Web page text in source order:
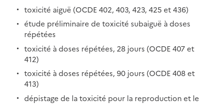
toxicité aiguë (OCDE 402, 403, 423, 425 et 436)
étude préliminaire de toxicité subaiguë à doses
répétées
toxicité à doses répétées, 28 jours (OCDE 407 et
412)
toxicité à doses répétées, 90 jours (OCDE 408 et
413)
dépistage de la toxicité pour la reproduction et le